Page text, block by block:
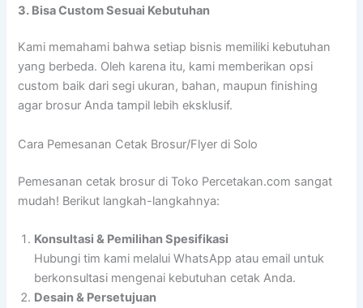
3. Bisa Custom Sesuai Kebutuhan
Kami memahami bahwa setiap bisnis memiliki kebutuhan
yang berbeda. Oleh karena itu, kami memberikan opsi
custom baik dari segi ukuran, bahan, maupun finishing
agar brosur Anda tampil lebih eksklusif.
Cara Pemesanan Cetak Brosur/Flyer di Solo
Pemesanan cetak brosur di Toko Percetakan.com sangat
mudah! Berikut langkah-langkahnya:
Konsultasi & Pemilihan Spesifikasi
Hubungi tim kami melalui WhatsApp atau email untuk
berkonsultasi mengenai kebutuhan cetak Anda.
Desain & Persetujuan